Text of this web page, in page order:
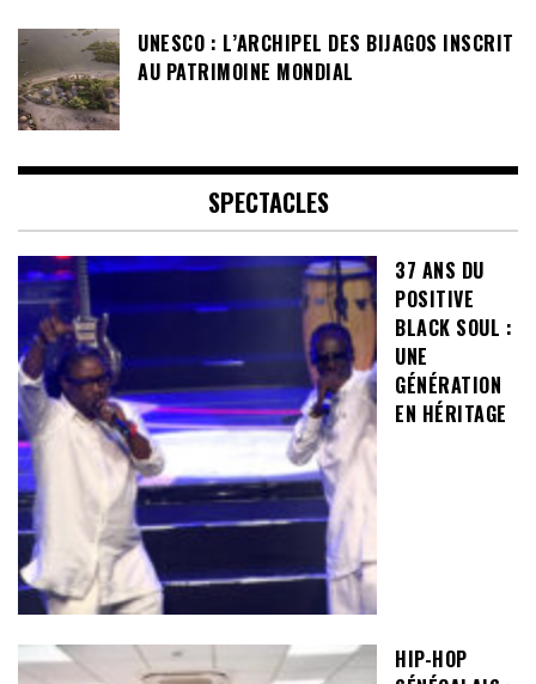
UNESCO : L’ARCHIPEL DES BIJAGOS INSCRIT
AU PATRIMOINE MONDIAL
SPECTACLES
37 ANS DU
POSITIVE
BLACK SOUL :
UNE
GÉNÉRATION
EN HÉRITAGE
HIP-HOP